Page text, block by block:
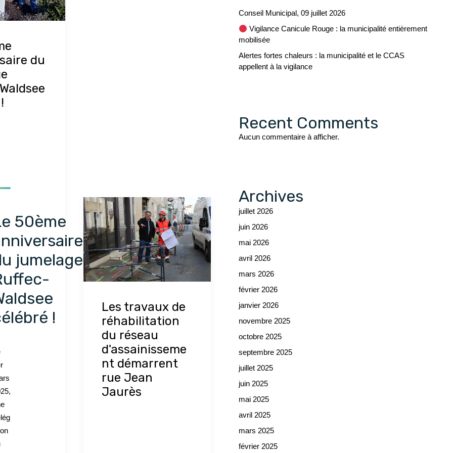
du
50ème
jumelage
!
Les travaux de
réhabilitation
du réseau
d'assainisseme
nt démarrent
rue Jean
Jaurès
Conseil Municipal, 09 juillet 2026
Vigilance Canicule Rouge : la municipalité entièrement
mobilisée
Alertes fortes chaleurs : la municipalité et le CCAS
appellent à la vigilance
Recent Comments
Aucun commentaire à afficher.
Archives
juillet 2026
juin 2026
mai 2026
avril 2026
mars 2026
février 2026
janvier 2026
novembre 2025
octobre 2025
septembre 2025
juillet 2025
juin 2025
mai 2025
avril 2025
mars 2025
février 2025